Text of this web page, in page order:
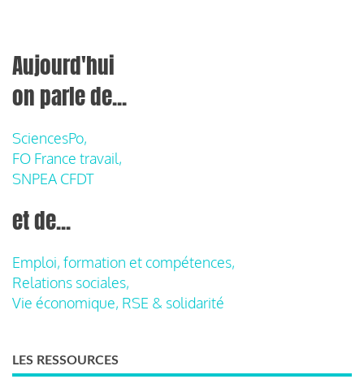
Aujourd'hui
on parle de...
SciencesPo,
FO France travail,
SNPEA CFDT
et de...
Emploi, formation et compétences,
Relations sociales,
Vie économique, RSE & solidarité
LES RESSOURCES